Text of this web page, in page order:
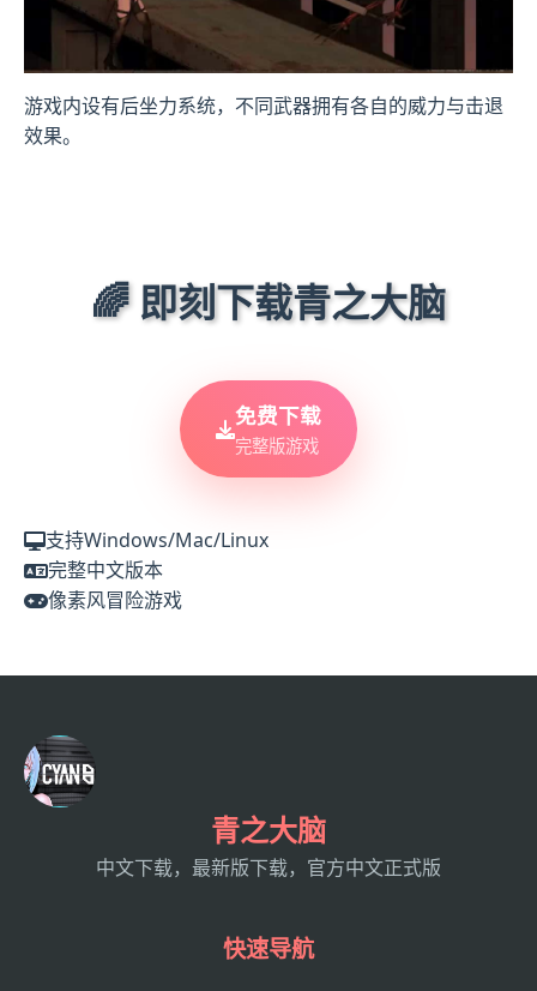
游戏内设有后坐力系统，不同武器拥有各自的威力与击退
效果。
🌈 即刻下载青之大脑
免费下载
完整版游戏
支持Windows/Mac/Linux
完整中文版本
像素风冒险游戏
青之大脑
中文下载，最新版下载，官方中文正式版
快速导航